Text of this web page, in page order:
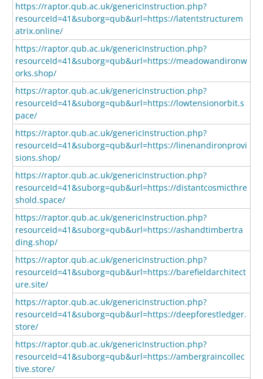
https://raptor.qub.ac.uk/genericInstruction.php?
resourceId=41&suborg=qub&url=https://latentstructurem
atrix.online/
https://raptor.qub.ac.uk/genericInstruction.php?
resourceId=41&suborg=qub&url=https://meadowandironw
orks.shop/
https://raptor.qub.ac.uk/genericInstruction.php?
resourceId=41&suborg=qub&url=https://lowtensionorbit.s
pace/
https://raptor.qub.ac.uk/genericInstruction.php?
resourceId=41&suborg=qub&url=https://linenandironprovi
sions.shop/
https://raptor.qub.ac.uk/genericInstruction.php?
resourceId=41&suborg=qub&url=https://distantcosmicthre
shold.space/
https://raptor.qub.ac.uk/genericInstruction.php?
resourceId=41&suborg=qub&url=https://ashandtimbertra
ding.shop/
https://raptor.qub.ac.uk/genericInstruction.php?
resourceId=41&suborg=qub&url=https://barefieldarchitect
ure.site/
https://raptor.qub.ac.uk/genericInstruction.php?
resourceId=41&suborg=qub&url=https://deepforestledger.
store/
https://raptor.qub.ac.uk/genericInstruction.php?
resourceId=41&suborg=qub&url=https://ambergraincollec
tive.store/